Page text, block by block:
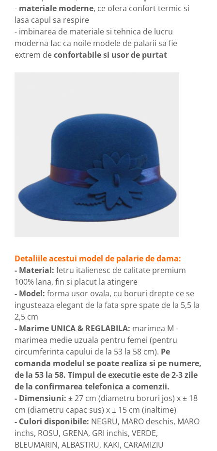
- materiale moderne, ce ofera confort termic si
lasa capul sa respire
- imbinarea de materiale si tehnica de lucru
moderna fac ca noile modele de palarii sa fie
extrem deconfortabile si usor de purtat
Detaliile acestui model de palarie de dama:
- Material: fetru italienesc de calitate premium
100% lana, fin si placut la atingere
- Model: forma usor ovala, cu boruri drepte ce se
ingusteaza elegant de la fata spre spate de la 5,5 la
2,5 cm
- Marime UNICA & REGLABILA: marimea M -
marimea medie uzuala pentru femei (pentru
circumferinta capului de la 53 la 58 cm). Pe
comanda modelul se poate realiza si pe numere,
de la 53 la 58. Timpul de executie este de 2-3 zile
de la confirmarea telefonica a comenzii.
- Dimensiuni: ± 27 cm (diametru boruri jos) x ± 18
cm (diametru capac sus) x ± 15 cm (inaltime)
- Culori disponibile: NEGRU, MARO deschis, MARO
inchs, ROSU, GRENA, GRI inchis, VERDE,
BLEUMARIN, ALBASTRU, KAKI, CARAMIZIU